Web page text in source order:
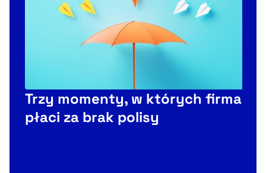
Trzy momenty, w których firma
płaci za brak polisy